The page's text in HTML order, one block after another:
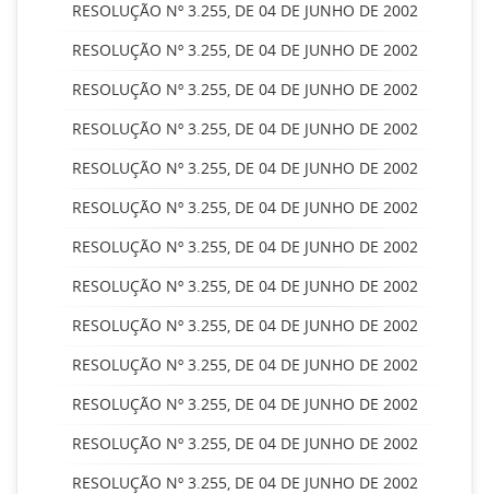
RESOLUÇÃO Nº 3.255, DE 04 DE JUNHO DE 2002
RESOLUÇÃO Nº 3.255, DE 04 DE JUNHO DE 2002
RESOLUÇÃO Nº 3.255, DE 04 DE JUNHO DE 2002
RESOLUÇÃO Nº 3.255, DE 04 DE JUNHO DE 2002
RESOLUÇÃO Nº 3.255, DE 04 DE JUNHO DE 2002
RESOLUÇÃO Nº 3.255, DE 04 DE JUNHO DE 2002
RESOLUÇÃO Nº 3.255, DE 04 DE JUNHO DE 2002
RESOLUÇÃO Nº 3.255, DE 04 DE JUNHO DE 2002
RESOLUÇÃO Nº 3.255, DE 04 DE JUNHO DE 2002
RESOLUÇÃO Nº 3.255, DE 04 DE JUNHO DE 2002
RESOLUÇÃO Nº 3.255, DE 04 DE JUNHO DE 2002
RESOLUÇÃO Nº 3.255, DE 04 DE JUNHO DE 2002
RESOLUÇÃO Nº 3.255, DE 04 DE JUNHO DE 2002